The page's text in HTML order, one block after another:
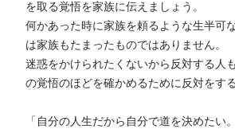
を取る覚悟を家族に伝えましょう。
何かあった時に家族を頼るような生半可
は家族もたまったものではありません。
迷惑をかけられたくないから反対する人
の覚悟のほどを確かめるために反対をす
「自分の人生だから自分で道を決めたい